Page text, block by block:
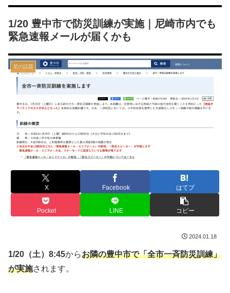
1/20 豊中市で防災訓練が実施｜尼崎市内でも
緊急速報メールが届くかも
尼の話題
X Facebook はてブ
Pocket LINE コピー
2024.01.18
1/20（土）8:45からお隣の豊中市で「全市一斉防災訓練」
が実施されます。